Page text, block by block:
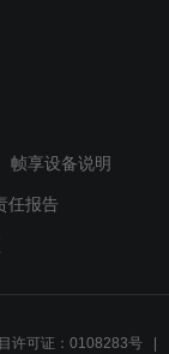
帧享设备说明
任报告
许可证：0108283号